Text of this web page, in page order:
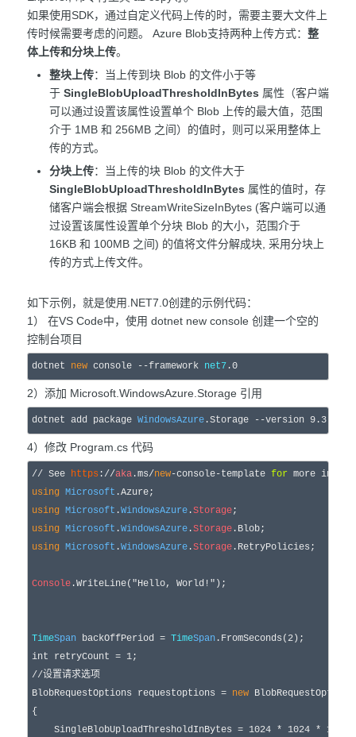
如果使用SDK，通过自定义代码上传的时，需要主要大文件上
传时候需要考虑的问题。 Azure Blob支持两种上传方式： 整
体上传和分块上传。
整块上传：当上传到块 Blob 的文件小于等
于 SingleBlobUploadThresholdInBytes 属性（客户端
可以通过设置该属性设置单个 Blob 上传的最大值，范围
介于 1MB 和 256MB 之间）的值时，则可以采用整体上
传的方式。
分块上传：当上传的块 Blob 的文件大于
SingleBlobUploadThresholdInBytes 属性的值时，存
储客户端会根据 StreamWriteSizeInBytes (客户端可以通
过设置该属性设置单个分块 Blob 的大小，范围介于
16KB 和 100MB 之间) 的值将文件分解成块, 采用分块上
传的方式上传文件。
如下示例，就是使用.NET7.0创建的示例代码：
1） 在VS Code中，使用 dotnet new console 创建一个空的
控制台项目
dotnet new console --framework net7 .0
2）添加 Microsoft.WindowsAzure.Storage 引用
dotnet add package WindowsAzure .Storage --version 9.3
4）修改 Program.cs 代码
// See https ://aka .ms/new-console-template for more in
using Microsoft
using Microsoft .WindowsAzure .Storage
using Microsoft .WindowsAzure .Storage
using Microsoft .WindowsAzure .Storage .RetryPolicies;
Console .WriteLine( "Hello, World! " );
TimeSpan backOffPeriod = TimeSpan .FromSeconds( 2
int retryCount = 1
//设置请求选项
BlobRequestOptions requestoptions = new
{
    SingleBlobUploadThresholdInBytes
= 1024 * 1024 * 10